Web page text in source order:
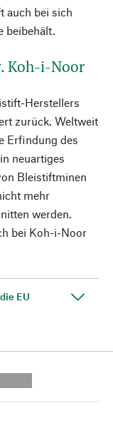
auch bei sich
beibehält.
Koh-i-Noor
Herstellers
zurück. Weltweit
Erfindung des
neuartiges
Bleistiftminen
mehr
werden.
bei Koh-i-Noor
EU